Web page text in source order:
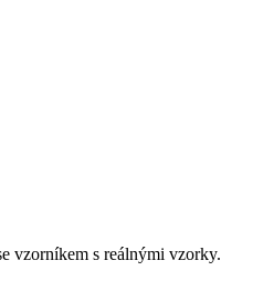
vzorníkem s reálnými vzorky.